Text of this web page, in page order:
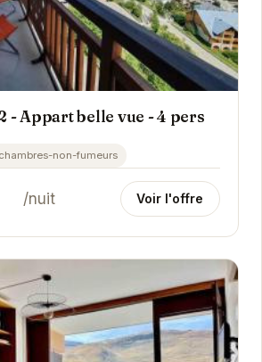
- Appart belle vue - 4 pers
chambres-non-fumeurs
/nuit Voir l'offre